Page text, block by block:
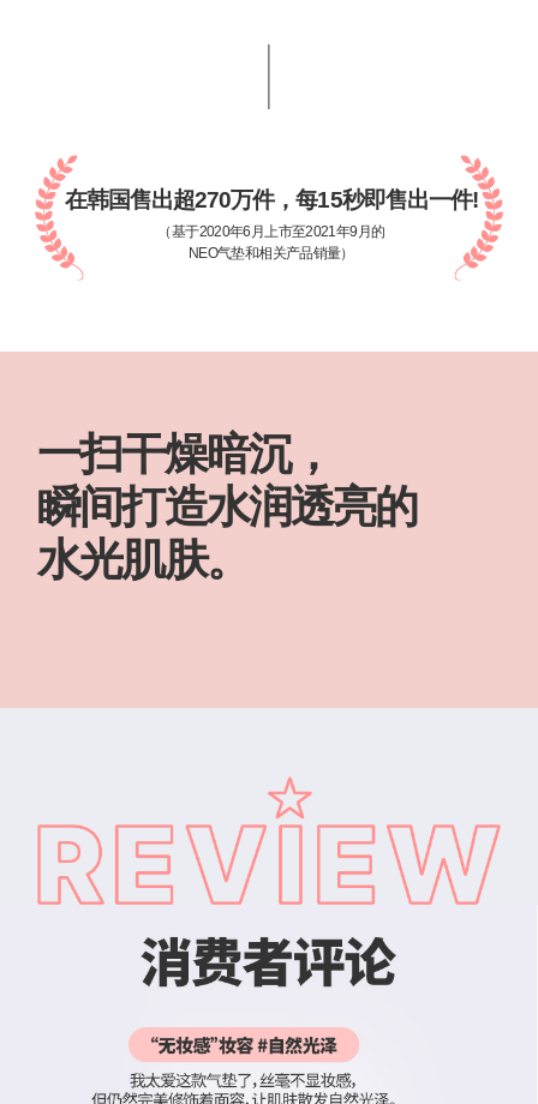
在韩国售出超270万件，每15秒即售出一件!
（基于2020年6月上市至2021年9月的
NEO气垫和相关产品销量）
一扫干燥暗沉，
瞬间打造水润透亮的
水光肌肤。